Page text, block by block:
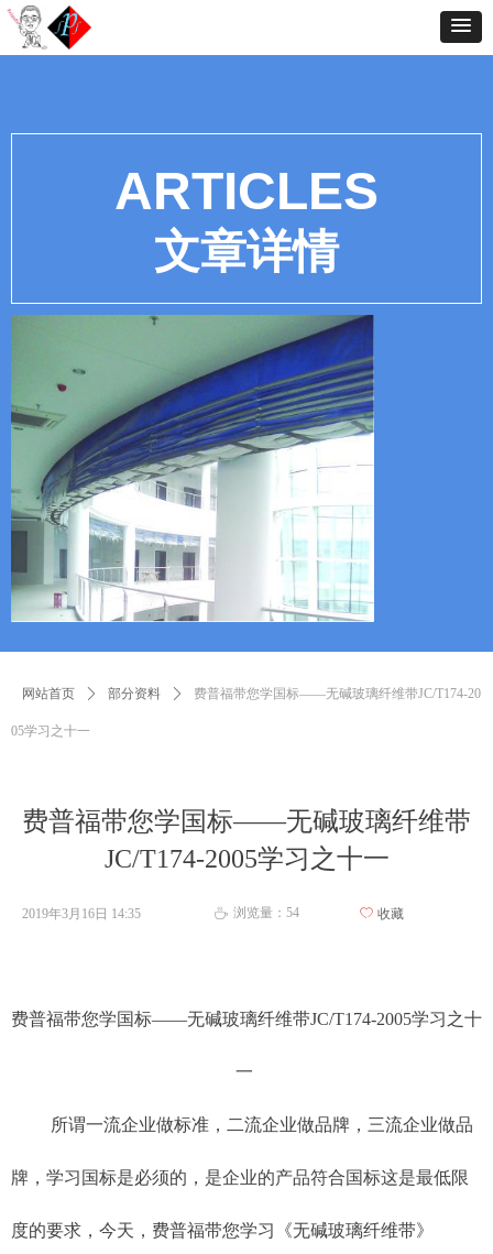
网站首页 ꄲ 部分资料 ꄲ 费普福带您学国标——无碱玻璃纤维带JC/T174-20
05学习之十一
ARTICLES
文章详情
费普福带您学国标——无碱玻璃纤维带
JC/T174-2005学习之十一
2019年3月16日 14:35 ꄘ 浏览量： 54 ꄀ 收藏
费普福带您学国标——无碱玻璃纤维带JC/T174-2005学习之十
一
所谓一流企业做标准，二流企业做品牌，三流企业做品
牌，学习国标是必须的，是企业的产品符合国标这是最低限
度的要求，今天，费普福带您学习《无碱玻璃纤维带》